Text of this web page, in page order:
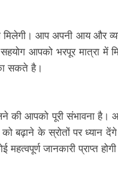
आप अपनी आय और
आपको भरपूर मात्रा
सकते है।
की आपको पूरी संभावना
बढ़ाने के स्रोतों पर ध्यान
जानकारी प्राप्त